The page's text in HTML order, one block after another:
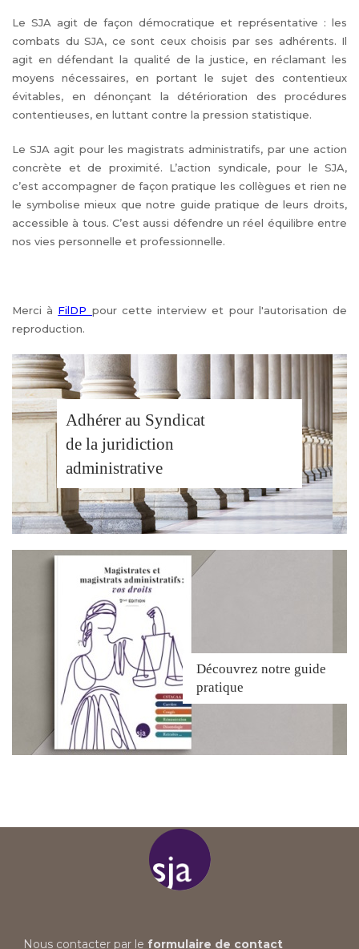
Le SJA agit de façon démocratique et représentative : les
combats du SJA, ce sont ceux choisis par ses adhérents. Il
agit en défendant la qualité de la justice, en réclamant les
moyens nécessaires, en portant le sujet des contentieux
évitables, en dénonçant la détérioration des procédures
contentieuses, en luttant contre la pression statistique.
Le SJA agit pour les magistrats administratifs, par une action
concrète et de proximité. L’action syndicale, pour le SJA,
c’est accompagner de façon pratique les collègues et rien ne
le symbolise mieux que notre guide pratique de leurs droits,
accessible à tous. C’est aussi défendre un réel équilibre entre
nos vies personnelle et professionnelle.
Merci à FilDP pour cette interview et pour l'autorisation de
reproduction.
Adhérer au Syndicat
de la juridiction
administrative
Découvrez notre guide
pratique
Nous contacter par le formulaire de contact